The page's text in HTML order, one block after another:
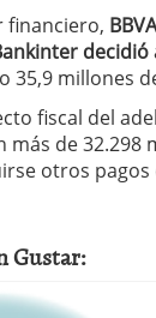
financiero,
35,9 millones
fiscal del
de 32.298
otros
Gustar: